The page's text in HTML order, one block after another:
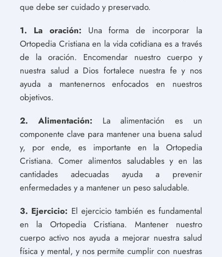
que debe ser cuidado y preservado.
1. La oración:Una forma de incorporar la
Ortopedia Cristiana en la vida cotidiana es a través
de la oración. Encomendar nuestro cuerpo y
nuestra salud a Dios fortalece nuestra fe y nos
ayuda a mantenernos enfocados en nuestros
objetivos.
2. Alimentación:La alimentación es un
componente clave para mantener una buena salud
y, por ende, es importante en la Ortopedia
Cristiana. Comer alimentos saludables y en las
cantidades adecuadas ayuda a prevenir
enfermedades y a mantener un peso saludable.
3. Ejercicio: El ejercicio también es fundamental
en la Ortopedia Cristiana. Mantener nuestro
cuerpo activo nos ayuda a mejorar nuestra salud
física y mental, y nos permite cumplir con nuestras